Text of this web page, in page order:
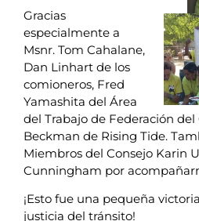
Gracias
especialmente a
Msnr. Tom Cahalane,
Dan Linhart de los
comioneros, Fred
Yamashita del Área
del Trabajo de Federación
Beckman de Rising Tide.
Miembros del Consejo Karin
Cunningham por
¡Esto fue una pequeña
justicia del tránsito!